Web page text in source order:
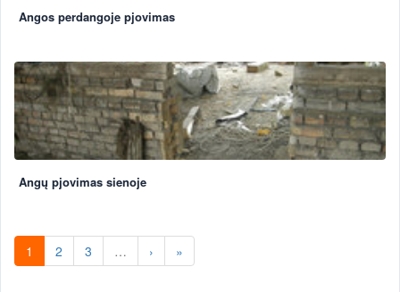
Angos perdangoje pjovimas
Angų pjovimas sienoje
1 2 3 … › »